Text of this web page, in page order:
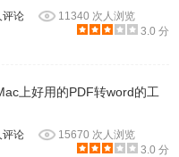
评论
11340 次人浏览
3.0 分
上好用的PDF转word的工
评论
15670 次人浏览
3.0 分